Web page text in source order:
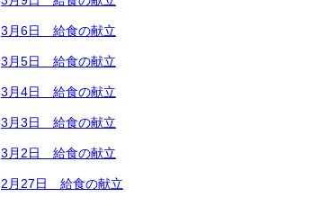
3月6日 給食の献立
3月5日 給食の献立
3月4日 給食の献立
3月3日 給食の献立
3月2日 給食の献立
2月27日 給食の献立